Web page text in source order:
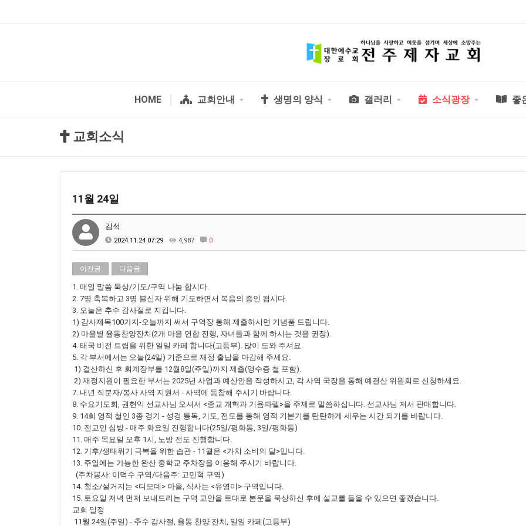
HOME 교회안내 생명의 양식 갤러리 소식광장 좋
교회소식
11월 24일
김석
2024.11.24 07:29 4,987 0
이전글 다음글
1. 매일 말씀 묵상/기도/구역 나눔 합시다.
2. 7명 축복하고 3명 불신자 위해 기도하면서 복음의 증인 됩시다.
3. 오늘은 추수 감사절로 지킵니다.
1) 감사제목100가지-오늘까지 써서 구역장 통해 제출하시면 기념품 드립니다.
2) 마을별 율동찬양잔치(2개 마을 연합 진행, 자녀들과 함께 하시는 것을 권장).
4. 태국 비전 트립을 위한 일일 카페 합니다(고등부). 많이 도와 주셔요.
5. 각 부서에서는 오늘(24일) 기준으로 재정 출납을 마감해 주세요.
1) 결산하신 후 회계장부를 12월8일(주일)까지 제출(영수증 철 포함).
2) 재정지원이 필요한 부서는 2025년 사업과 예산안을 작성하시고, 각 사역 국장을 통해 예결산 위원회로 신청하세요.
7. 내년 직분자/봉사 사역 지원서 - 사역에 동참해 주시기 바랍니다.
8. 수요기도회, 권현익 선교사님 오셔서 <종교 개혁과 기욤파렐>을 주제로 말씀하십니다. 선교사님 저서 판매합니다.
9. 14회 영적 철인 3종 경기 - 성경 통독, 기도, 전도를 통해 영적 기본기를 탄탄하게 세우는 시간 되기를 바랍니다.
10. 전교인 심방 - 매주 화요일 진행합니다(25일/평화동, 3일/평화동)
11. 매주 목요일 오후 1시, 노방 전도 진행합니다.
12. 기후/생태위기 극복을 위한 습관 - 11월은 <가치 소비의 달>입니다.
13. 주일에는 가능한 완산 중학교 주차장을 이용해 주시기 바랍니다.
(주차봉사: 이덕수 구역/다음주: 고민혁 구역)
14. 청소/설거지는 <디모데> 마을, 식사는 <유영미> 구역입니다.
15. 토요일 저녁 먼저 보내드리는 구역 교안을 토대로 본문을 묵상하신 후에 설교를 들을 수 있으면 좋겠습니다.
교회 일정
11월 24일(주일) - 추수 감사절, 율동 찬양 잔치, 일일 카페(고등부)